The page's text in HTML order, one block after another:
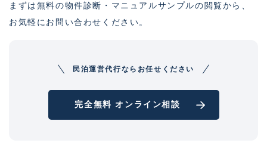
まずは無料の物件診断・マニュアルサンプルの閲覧から、
お気軽にお問い合わせください。
民泊運営代行ならお任せください
完全無料 オンライン相談